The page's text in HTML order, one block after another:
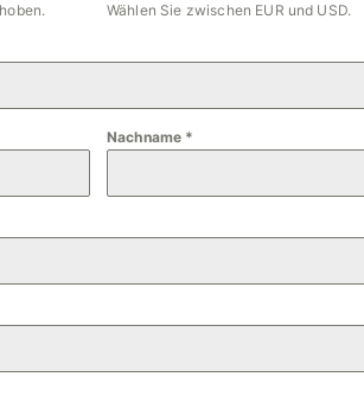
Wählen Sie zwischen EUR und USD.
Nachname *